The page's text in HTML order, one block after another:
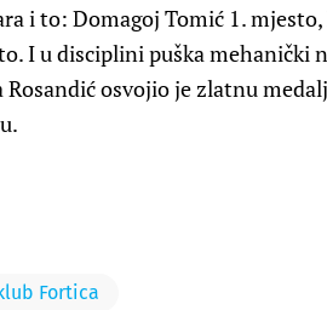
i to: Domagoj Tomić 1. mjesto,
I u disciplini puška mehanički
osvojio je zlatnu
Fortica